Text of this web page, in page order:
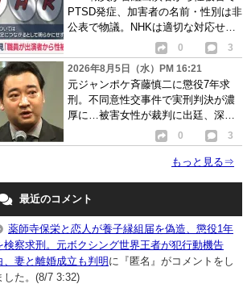
PTSD発症、加害者の名前・性別は非
公表で物議。NHKは適切な対応せず
0
3
2026年8月5日（水）PM 16:21
元ジャンポケ斉藤慎二に懲役7年求
刑。不同意性交事件で実刑判決が濃
厚に…被害女性が裁判に出廷、深刻
0 3
もっと見る⇒
最近のコメント
薬師寺保栄と恋人が養子縁組届を偽造、懲役1年
検察求刑。元ボクシング世界王者が犯行動機告
、妻と離婚成立も判明に『匿名』がコメントをし
した。(8/7 3:32)